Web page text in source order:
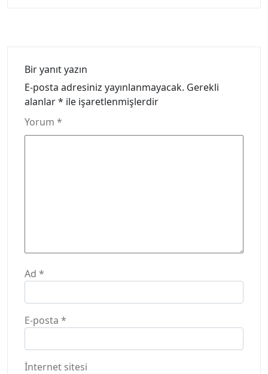
Bir yanıt yazın
E-posta adresiniz yayınlanmayacak. Gerekli
alanlar* ile işaretlenmişlerdir
Yorum *
Ad *
E-posta *
İnternet sitesi